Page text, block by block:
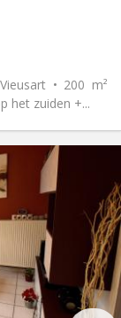
• 200 m²
het zuiden +...
Informatie
450 €
Kosten:
150 €
Duur:
5-6
maanden
Domiciliëring:
Inrichting